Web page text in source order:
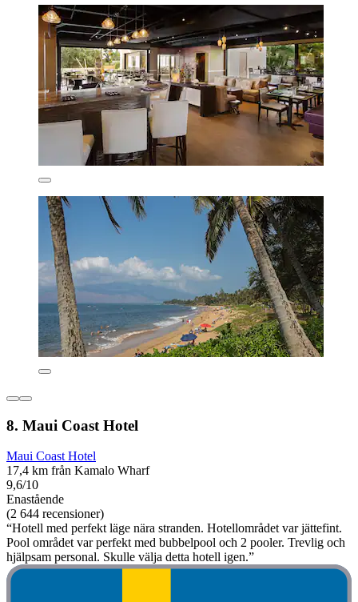
8. Maui Coast Hotel
Maui Coast Hotel
17,4 km från Kamalo Wharf
9,6/10
Enastående
(2 644 recensioner)
“Hotell med perfekt läge nära stranden. Hotellområdet var jättefint.
Pool området var perfekt med bubbelpool och 2 pooler. Trevlig och
hjälpsam personal. Skulle välja detta hotell igen.”